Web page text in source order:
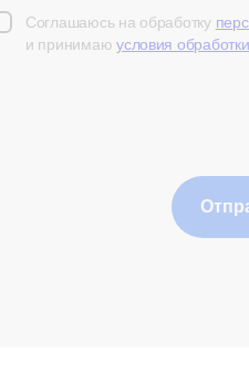
Соглашаюсь на обработку
и принимаю условия